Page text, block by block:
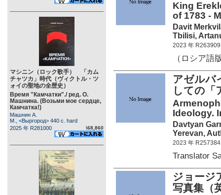
マシニン（ロック歌手） 「カム
チャツカ」時代（ヴィクトル・ツ
ォイの聖地の全歴史）
Время "Камчатки"./ ред. О.
Машнина. (Возьми мое сердце,
Камчатка!)
Машнин А.
М., <Выргород> 440 c. hard
2025 年 R281000
\68,860
King
of 1783 -
Davit
Tbilisi,
2023 年 R263909
（ロシア語
アゼルバ
しての「
Ideology.
Davtyan
Yerevan,
2023 年 R257384
Translator
ジョー
写真集（